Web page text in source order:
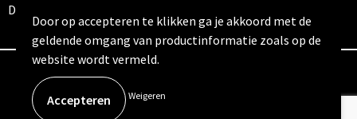
Disclaimer
© Copyright Outfitters 2026
Door op accepteren te klikken ga je akkoord met de
geldende omgang van productinformatie zoals op de
website wordt vermeld.
Weigeren